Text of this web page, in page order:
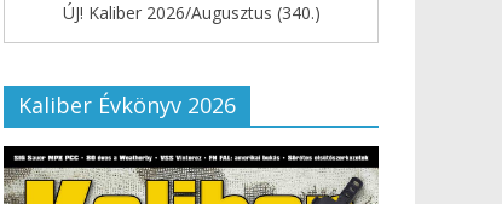
ÚJ! Kaliber 2026/Augusztus (340.)
Kaliber Évkönyv 2026